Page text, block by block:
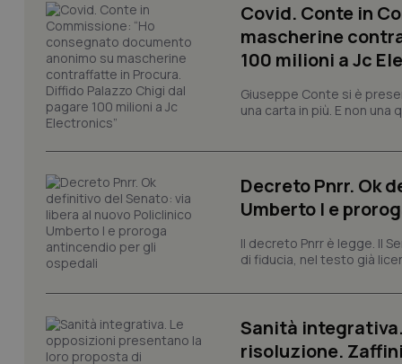
Covid. Conte in
mascherine
100 milioni a Jc
Giuseppe Conte si è
una carta in più. E non
Decreto Pnrr. Ok
Umberto I e
Il decreto Pnrr è legge. Il
di fiducia, nel testo già
Sanità
risoluzione.
Nome
Nome
YSC
__Secure-
ROLLOUT_TOKEN
named-enable